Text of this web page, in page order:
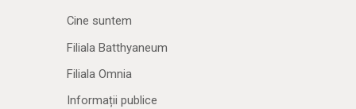
Cine suntem
Filiala Batthyaneum
Filiala Omnia
Informații publice